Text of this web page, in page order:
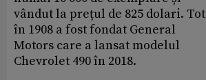
vândut la prețul de 825 dolari. Tot
în 1908 a fost fondat General
Motors care a lansat modelul
Chevrolet 490 în 2018.